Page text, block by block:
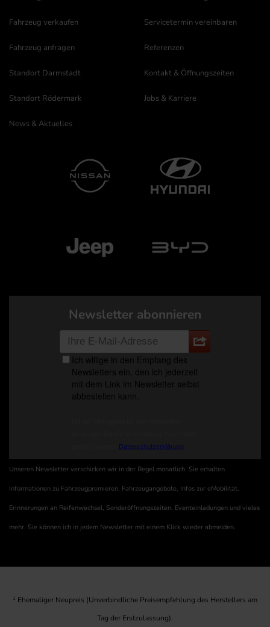
Fahrzeug verkaufen
Fahrzeug anfragen
Servicetermin vereinbaren
Referenzen
Standort Darmstadt
Standort Rödermark
News & Aktuelles
Kontakt & Öffnungszeiten
Jobs & Karriere
Newsletter abonnieren
Unseren Newsletter verschicken wir in der Regel monatlich. Sie erhalten
Informationen zu Fahrzeugpremieren, Fahrzeugangebote, Infos zur eMobilität,
Erinnerungen an Reifenwechsel, Sonderöffnungszeiten, Eventeinladungen und vieles
mehr. Sie können ich in jedem Newsletter mit einem Klick wieder abmelden.
1 Ehemaliger Neupreis (Unverbindliche Preisempfehlung des Herstellers am
Tag der Erstzulassung).